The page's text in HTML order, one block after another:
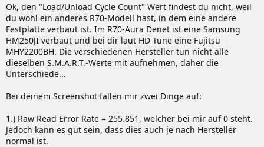
Ok, den "Load/Unload Cycle Count" Wert findest du nicht, weil
du wohl ein anderes R70-Modell hast, in dem eine andere
Festplatte verbaut ist. Im R70-Aura Denet ist eine Samsung
HM250JI verbaut und bei dir laut HD Tune eine Fujitsu
MHY2200BH. Die verschiedenen Hersteller tun nicht alle
dieselben S.M.A.R.T.-Werte mit aufnehmen, daher die
Unterschiede...
Bei deinem Screenshot fallen mir zwei Dinge auf:
1.) Raw Read Error Rate = 255.851, welcher bei mir auf 0 steht.
Jedoch kann es gut sein, dass dies auch je nach Hersteller
normal ist.